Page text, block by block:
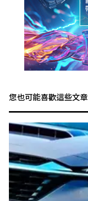
您也可能喜歡這些文章